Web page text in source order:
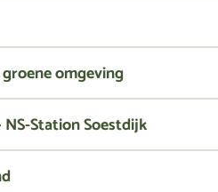
omgeving
Station Soestdijk